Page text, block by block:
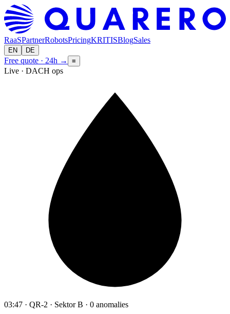
RaaSPartnerRobotsPricingKRITISBlogSales
EN DE
Free quote · 24h → ≡
Live · DACH ops
03:47 · QR-2 · Sektor B · 0 anomalies